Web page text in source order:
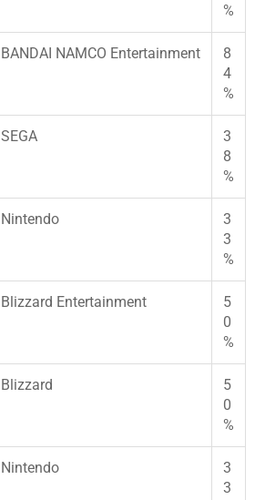
%
BANDAI NAMCO Entertainment
8
4
%
SEGA
3
8
%
Nintendo
3
3
%
Blizzard Entertainment
5
0
%
Blizzard
5
0
%
Nintendo
3
3